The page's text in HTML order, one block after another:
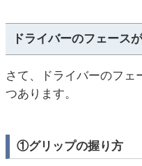
ドライバーのフェース
さて、ドライバーのフェ
つあります。
①グリップの握り方